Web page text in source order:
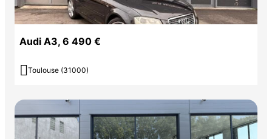
Audi A3, 6 490 €
 Toulouse (31000)